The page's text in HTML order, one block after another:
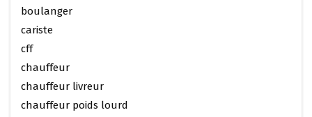
boulanger
cariste
cff
chauffeur
chauffeur livreur
chauffeur poids lourd